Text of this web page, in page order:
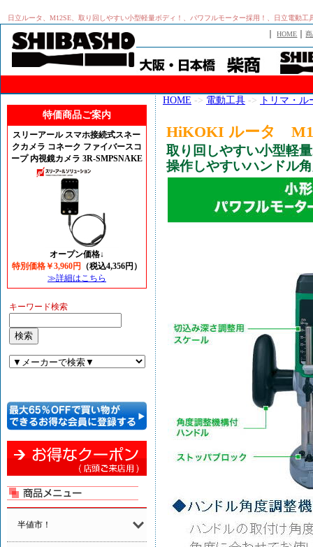
日立ルータ、M12SE、取り回しやすい小型軽量ボディ！、パワフルモーター採用！、日立電動
｜HOME ｜
特価商品ご案内
スリーアール スマホ接続式スネー
クカメラ コネーク ファイバースコ
ープ 内視鏡カメラ 3R-SMPSNAKE
オープン価格↓
特別価格￥3,960円
（税込4,356円）
≫詳細はこちら
キーワード検索
半値市！
HOME -> 電動工具 -> トリマ・ル
HiKOKI ルータ
取り回しやすい小型軽
操作しやすいハンドル